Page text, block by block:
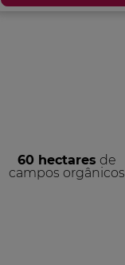
análises
60 hectares de
campos orgânicos